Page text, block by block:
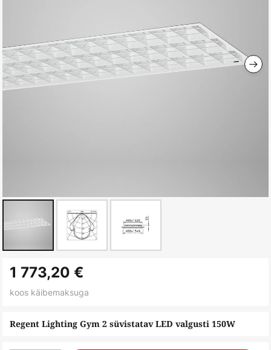
gallery
to
the
ofRegent Lighting Gym 2 süvistatav LED valgusti 150W
1 773,20 €
koos käibemaksuga